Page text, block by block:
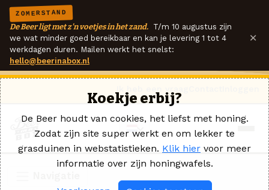
ZOMERSTAND
De Beer ligt met z'n voetjes in het zand. T/m 10 augustus zijn
we wat minder goed bereikbaar en kan je levering 1 tot 4
werkdagen duren. Mailen werkt het snelst:
hello@beerinabox.nl
×
Koekje erbij?
De Beer houdt van cookies, het liefst met honing.
Zodat zijn site super werkt en om lekker te
grasduinen in webstatistieken. Klik hier voor meer
informatie over zijn honingwafels.